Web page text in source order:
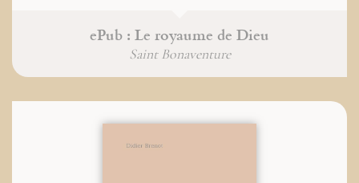
ePub : Le royaume de Dieu
Saint Bonaventure